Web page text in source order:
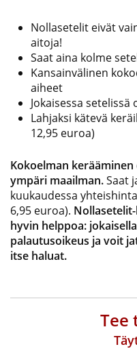
Nollasetelit eivät
aitoja!
Saat aina kolme
Kansainvälinen
aiheet
Jokaisessa
Lahjaksi kätevä
12,95 euroa)
Kokoelman
ympäri maailman.Saat
kuukaudessa
6,95 euroa).
hyvin helppoa:
palautusoikeus ja voit
itse haluat.
Tee